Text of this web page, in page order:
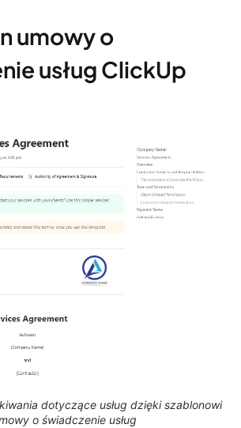
umowy o
usług ClickUp
dotyczące usług dzięki szablonowi
o świadczenie usług